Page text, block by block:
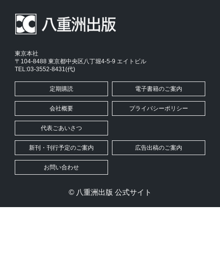
東京本社
〒104-8488 東京都中央区八丁堀4-5-9 エイトビル
TEL:03-3552-8431(代)
定期購読 電子書籍のご案内
会社概要 プライバシーポリシー
代表ごあいさつ
新刊・刊行予定のご案内 広告出稿のご案内
お問い合わせ
© 八重洲出版 公式サイト